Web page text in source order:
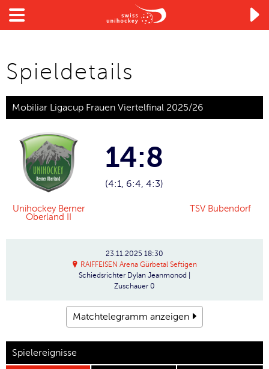

Spieldetails
Mobiliar Ligacup Frauen Viertelfinal 2025/26
Unihockey Berner
Oberland II
14:8
(4:1, 6:4, 4:3)
TSV Bubendorf
23.11.2025 18:30
RAIFFEISEN Arena Gürbetal Seftigen
Schiedsrichter Dylan Jeanmonod |
Zuschauer 0
Matchtelegramm anzeigen
Spielereignisse